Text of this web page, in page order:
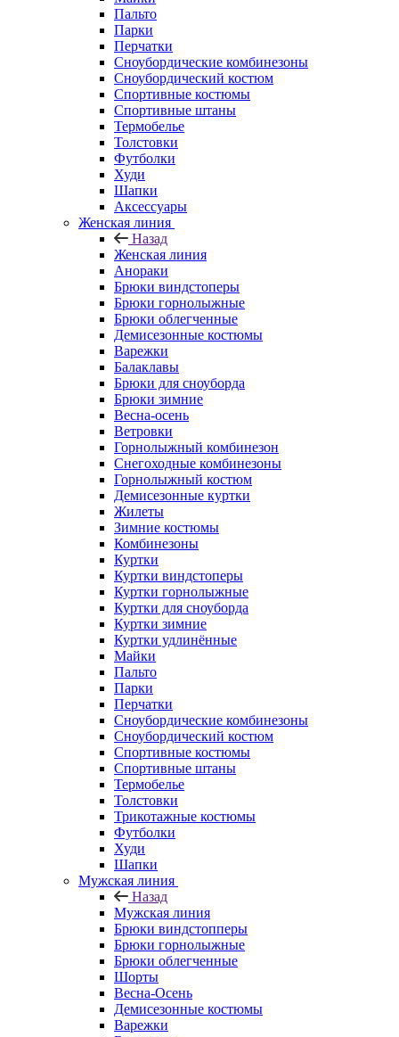
Пальто
Парки
Перчатки
Сноубордические комбинезоны
Сноубордический костюм
Спортивные костюмы
Спортивные штаны
Термобелье
Толстовки
Футболки
Худи
Шапки
Аксессуары
Женская линия
Назад
Женская линия
Анораки
Брюки виндстоперы
Брюки горнолыжные
Брюки облегченные
Демисезонные костюмы
Варежки
Балаклавы
Брюки для сноуборда
Брюки зимние
Весна-осень
Ветровки
Горнолыжный комбинезон
Снегоходные комбинезоны
Горнолыжный костюм
Демисезонные куртки
Жилеты
Зимние костюмы
Комбинезоны
Куртки
Куртки виндстоперы
Куртки горнолыжные
Куртки для сноуборда
Куртки зимние
Куртки удлинённые
Майки
Пальто
Парки
Перчатки
Сноубордические комбинезоны
Сноубордический костюм
Спортивные костюмы
Спортивные штаны
Термобелье
Толстовки
Трикотажные костюмы
Футболки
Худи
Шапки
Мужская линия
Назад
Мужская линия
Брюки виндстопперы
Брюки горнолыжные
Брюки облегченные
Шорты
Весна-Осень
Демисезонные костюмы
Варежки